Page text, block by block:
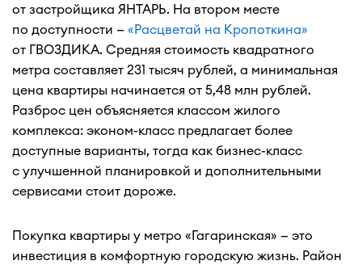
от застройщика ЯНТАРЬ. На втором месте
по доступности — «Расцветай на Кропоткина»
от ГВОЗДИКА. Средняя стоимость квадратного
метра составляет 231 тысяч рублей, а минимальная
цена квартиры начинается от 5,48 млн рублей.
Разброс цен объясняется классом жилого
комплекса: эконом-класс предлагает более
доступные варианты, тогда как бизнес-класс
с улучшенной планировкой и дополнительными
сервисами стоит дороже.
Покупка квартиры у метро «Гагаринская» — это
инвестиция в комфортную городскую жизнь. Район